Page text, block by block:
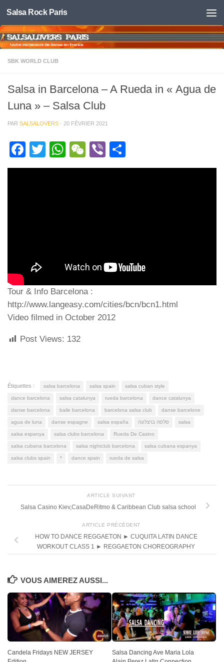
Skip to content
Salsa Rock Paris
SBK WORLD CLUB
Salsa in Barcelona – A Rueda in « Agua de
Luna » – Salsa Club
PAR SALSALOVERS · 20 FÉVRIER 2021
Facebook
TwitterWhatsApp
WeChat
Viber
Tour & Info Barcelona :
http://www.langeasy.com/cities/bcn/bcn1.html
Video filmed in October 2012
Post Views: 132
Étiquettes : salsa barcelona salsa spain salsa cuban style
dance barcelona salsa catalunya rueda barcelona dance catalunya
danse barcelona baile barcelona barcelona salsa club danse barcelone
agua de luna danse espagne salsa españa סלסה ברצלונה salsa
salsa espanya salsa clubs barcelona Rueda De Casino
salsa cubana barcelona salsa nightclub barcelona salsa cubana espanya
salsa clubs spain * dance spain rueda de salsa
ARTICLE SUIVANT
Salsa Casino Kiev,CasaDeRitmo & Caribbean Club salsa school
ARTICLE PRÉCÉDENT
HOW TO DANCE REGGAETON ► CUQUITA LATIN DANCE
WORKOUT CLASS 1 ► REGGAETON CHOREOGRAPHY
VOUS AIMEREZ AUSSI...
Candela Fridays NEW JERSEY
Salsa Dancing Ave Maria Lola